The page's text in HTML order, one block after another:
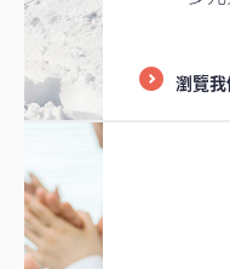
瀏覽